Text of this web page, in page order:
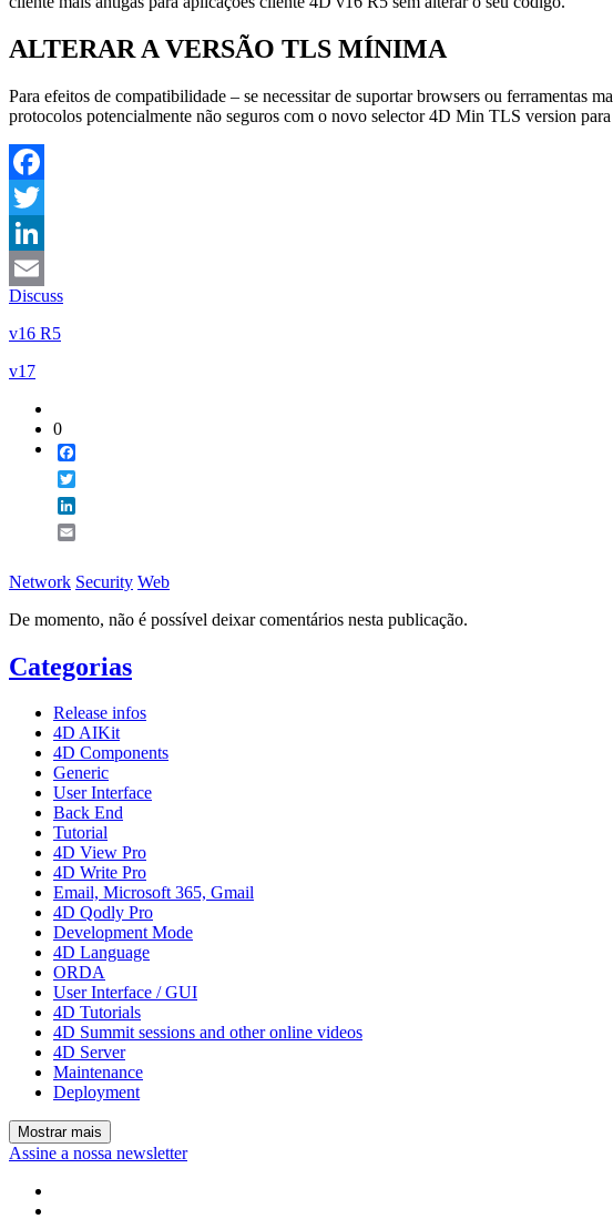
ALTERAR A VERSÃO TLS MÍNIMA
Para efeitos de compatibilidade – se necessitar de suportar browsers ou ferramentas
protocolos potencialmente não seguros com o novo selector 4D Min TLS version
Facebook
Twitter
LinkedIn
Email
Discuss
v16 R5
v17
0
Network Security Web
De momento, não é possível deixar comentários nesta publicação.
Categorias
Release infos
4D AIKit
4D Components
Generic
User Interface
Back End
Tutorial
4D View Pro
4D Write Pro
Email, Microsoft 365, Gmail
4D Qodly Pro
Development Mode
4D Language
ORDA
User Interface / GUI
4D Tutorials
4D Summit sessions and other online videos
4D Server
Maintenance
Deployment
Mostrar mais
Assine a nossa newsletter